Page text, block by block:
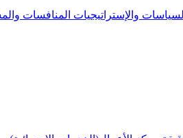
السياسات والإستراتيجيات المنافسات